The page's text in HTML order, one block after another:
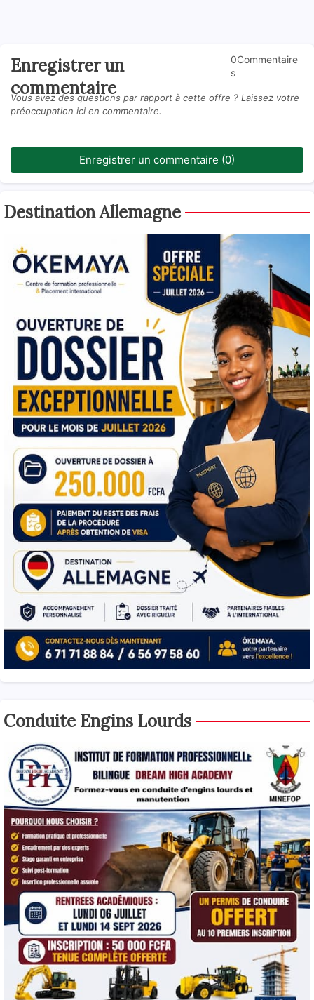
Enregistrer un
commentaire
0Commentaire
s
Vous avez des questions par rapport à cette offre ? Laissez votre
préoccupation ici en commentaire.
Enregistrer un commentaire (0)
Destination Allemagne
Conduite Engins Lourds